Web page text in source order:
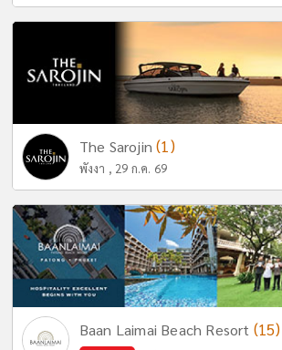
The Sarojin(1)
พังงา , 29 ก.ค. 69
Baan Laimai Beach Resort (15)